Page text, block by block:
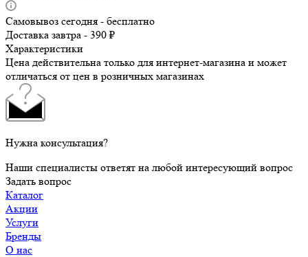
Самовывоз сегодня - бесплатно
Доставка завтра - 390 ₽
Характеристики
Цена действительна только для интернет-магазина и может
отличаться от цен в розничных магазинах
Нужна консультация?
Наши специалисты ответят на любой интересующий вопрос
Задать вопрос
Каталог
Акции
Услуги
Бренды
О нас